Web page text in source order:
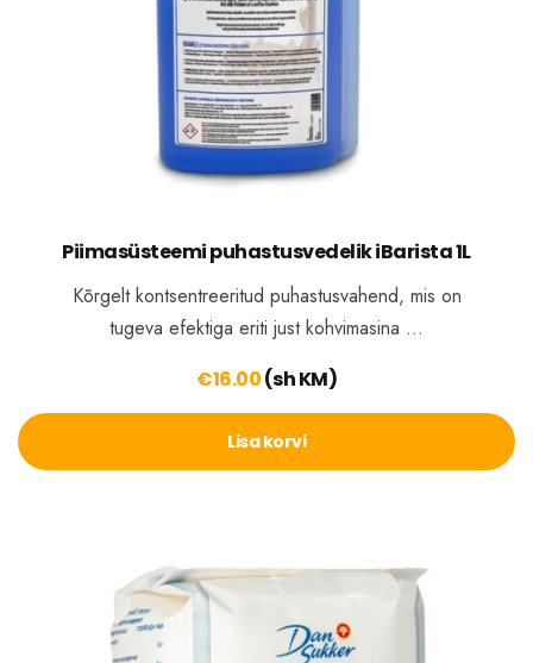
Piimasüsteemi puhastusvedelik iBarista 1L
Kõrgelt kontsentreeritud puhastusvahend, mis on
tugeva efektiga eriti just kohvimasina …
€16.00(sh KM)
Lisa korvi